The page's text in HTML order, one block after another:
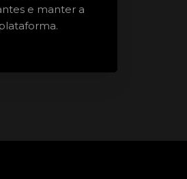
e manter a